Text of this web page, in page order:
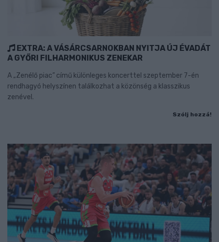
EXTRA: A VÁSÁRCSARNOKBAN NYITJA ÚJ ÉVADÁT
A GYŐRI FILHARMONIKUS ZENEKAR
A „Zenélő piac” című különleges koncerttel szeptember 7-én
rendhagyó helyszínen találkozhat a közönség a klasszikus
zenével.
Szólj hozzá!